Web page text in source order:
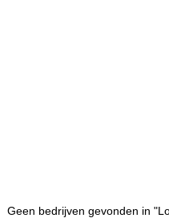
Geen bedrijven gevonden in